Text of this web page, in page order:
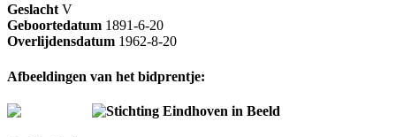
GeslachtV
Geboortedatum 1891-6-20
Overlijdensdatum 1962-8-20
Afbeeldingen van het bidprentje:
Stichting Eindhoven in Beeld